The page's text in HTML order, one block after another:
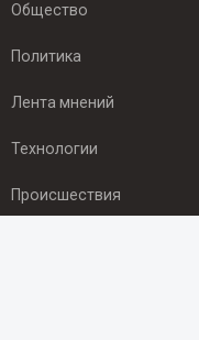
Общество
Политика
Лента мнений
Технологии
Происшествия